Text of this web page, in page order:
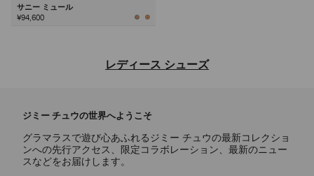
サニー ミュール
¥94,600
レディース シューズ
イリー使いのアイコンからステートメントスタイルまで、あらゆるシー
ンに映えるラグジュアリーなレディース シューズのご紹介。
パンプス
スカーレットに代表されるシグネチャーパンプスには、ナッパレザーか
ジミー チュウの世界へようこそ
グラマラスで遊び心あふれるジミー チュウの最新コレクショ
ンへの先行アクセス、限定コラボレーション、最新のニュー
スなどをお届けします。